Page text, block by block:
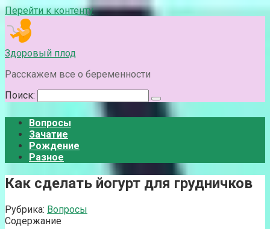
Перейти к контенту
Здоровый плод
Расскажем все о беременности
Поиск:
Вопросы
Зачатие
Рождение
Разное
Как сделать йогурт для грудничков
Рубрика: Вопросы
Содержание